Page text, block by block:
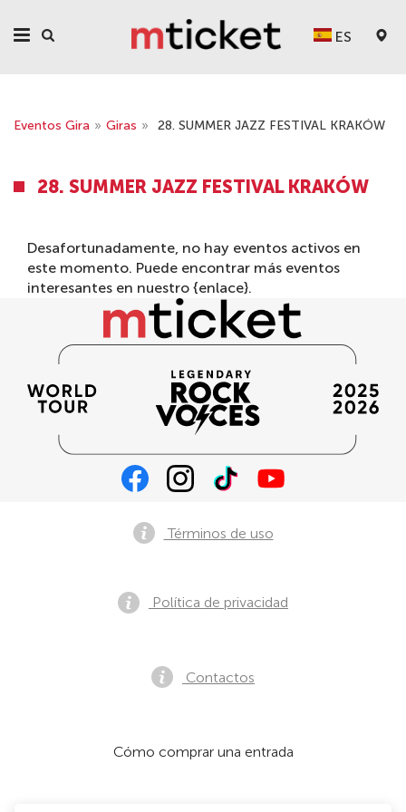
ES
Eventos Gira » Giras » 28. SUMMER JAZZ FESTIVAL KRAKÓW
28. SUMMER JAZZ FESTIVAL KRAKÓW
Desafortunadamente, no hay eventos activos en
este momento. Puede encontrar más eventos
interesantes en nuestro {enlace}.
Términos de uso
Política de privacidad
Contactos
Cómo comprar una entrada